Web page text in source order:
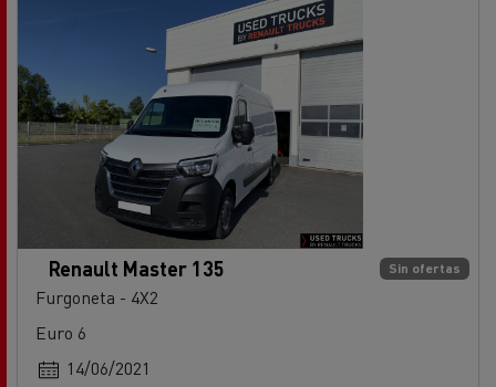
Sin ofertas
Renault Master 135
Furgoneta - 4X2
Euro 6
14/06/2021